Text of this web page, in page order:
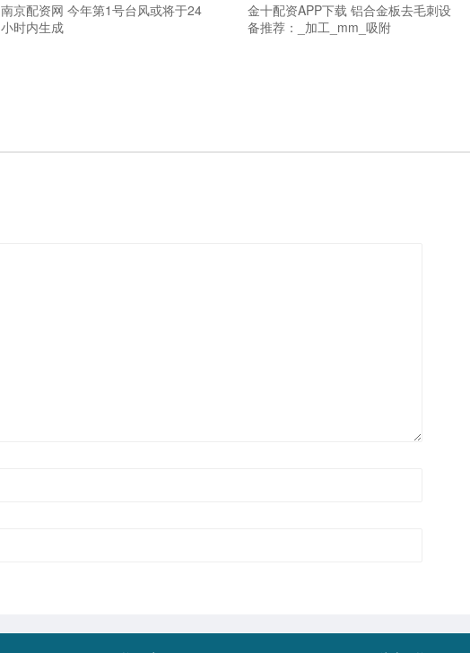
南京配资网 今年第1号台风或将于24
小时内生成
金十配资APP下载 铝合金板去毛刺设
备推荐：_加工_mm_吸附